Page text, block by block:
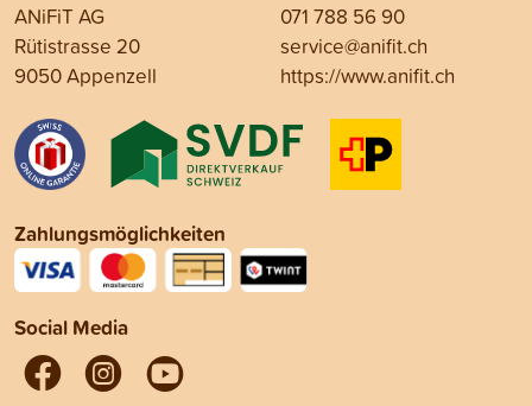
ANiFiT AG
Rütistrasse 20
9050 Appenzell
071 788 56 90
service@anifit.ch
https://www.anifit.ch
Zahlungsmöglichkeiten
Social Media